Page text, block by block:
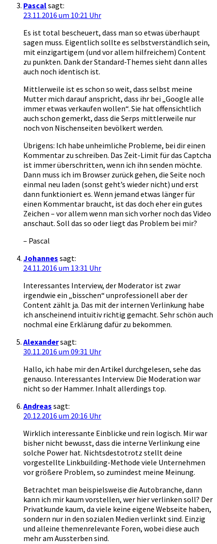
Pascalsagt:
23.11.2016 um 10:21 Uhr
Es ist total bescheuert, dass man so etwas überhaupt
sagen muss. Eigentlich sollte es selbstverständlich sein,
mit einzigartigem (und vor allem hilfreichem) Content
zu punkten. Dank der Standard-Themes sieht dann alles
auch noch identisch ist.
Mittlerweile ist es schon so weit, dass selbst meine
Mutter mich darauf anspricht, dass ihr bei „Google alle
immer etwas verkaufen wollen“. Sie hat offensichtlich
auch schon gemerkt, dass die Serps mittlerweile nur
noch von Nischenseiten bevölkert werden.
Übrigens: Ich habe unheimliche Probleme, bei dir einen
Kommentar zu schreiben. Das Zeit-Limit für das Captcha
ist immer überschritten, wenn ich ihn senden möchte.
Dann muss ich im Browser zurück gehen, die Seite noch
einmal neu laden (sonst geht’s wieder nicht) und erst
dann funktioniert es. Wenn jemand etwas länger für
einen Kommentar braucht, ist das doch eher ein gutes
Zeichen – vor allem wenn man sich vorher noch das Video
anschaut. Soll das so oder liegt das Problem bei mir?
– Pascal
Johannes sagt:
24.11.2016 um 13:31 Uhr
Interessantes Interview, der Moderator ist zwar
irgendwie ein „bisschen“ unprofessionell aber der
Content zählt ja. Das mit der internen Verlinkung habe
ich anscheinend intuitiv richtig gemacht. Sehr schön auch
nochmal eine Erklärung dafür zu bekommen.
Alexandersagt:
30.11.2016 um 09:31 Uhr
Hallo, ich habe mir den Artikel durchgelesen, sehe das
genauso. Interessantes Interview. Die Moderation war
nicht so der Hammer. Inhalt allerdings top.
Andreas sagt:
20.12.2016 um 20:16 Uhr
Wirklich interessante Einblicke und rein logisch. Mir war
bisher nicht bewusst, dass die interne Verlinkung eine
solche Power hat. Nichtsdestotrotz stellt deine
vorgestellte Linkbuilding-Methode viele Unternehmen
vor größere Problem, so zumindest meine Meinung.
Betrachtet man beispielsweise die Autobranche, dann
kann ich mir kaum vorstellen, wer hier verlinken soll? Der
Privatkunde kaum, da viele keine eigene Webseite haben,
sondern nur in den sozialen Medien verlinkt sind. Einzig
und alleine themenrelevante Foren, wobei diese auch
mehr am Aussterben sind.